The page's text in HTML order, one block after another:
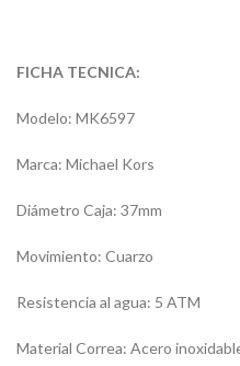
FICHA TECNICA:
Modelo: MK6597
Marca: Michael Kors
Diámetro Caja: 37mm
Movimiento: Cuarzo
Resistencia al agua: 5 ATM
Material Correa: Acero